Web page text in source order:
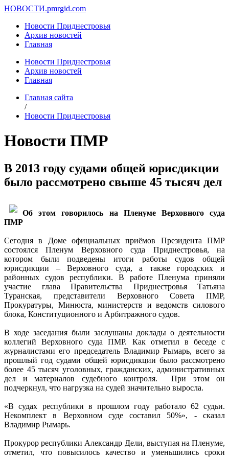
НОВОСТИ.pmrgid.com
Новости Приднестровья
Архив новостей
Главная
Новости Приднестровья
Архив новостей
Главная
Главная сайта
/
Новости Приднестровья
Новости ПМР
В 2013 году судами общей юрисдикции
было рассмотрено свыше 45 тысяч дел
Об этом говорилось на Пленуме Верховного суда
ПМР
Сегодня в Доме официальных приёмов Президента ПМР
состоялся Пленум Верховного суда Приднестровья, на
котором были подведены итоги работы судов общей
юрисдикции – Верховного суда, а также городских и
районных судов республики. В работе Пленума приняли
участие глава Правительства Приднестровья Татьяна
Туранская, представители Верховного Совета ПМР,
Прокуратуры, Минюста, министерств и ведомств силового
блока, Конституционного и Арбитражного судов.
В ходе заседания были заслушаны доклады о деятельности
коллегий Верховного суда ПМР. Как отметил в беседе с
журналистами его председатель Владимир Рымарь, всего за
прошлый год судами общей юрисдикции было рассмотрено
более 45 тысяч уголовных, гражданских, административных
дел и материалов судебного контроля. При этом он
подчеркнул, что нагрузка на судей значительно выросла.
«В судах республики в прошлом году работало 62 судьи.
Некомплект в Верховном суде составил 50%», - сказал
Владимир Рымарь.
Прокурор республики Александр Дели, выступая на Пленуме,
отметил, что повысилось качество и уменьшились сроки